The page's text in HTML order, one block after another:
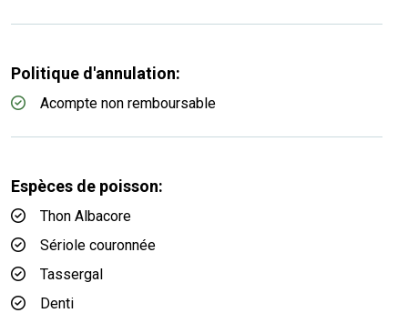
Politique d'annulation:
Acompte non remboursable
Espèces de poisson:
Thon Albacore
Sériole couronnée
Tassergal
Denti